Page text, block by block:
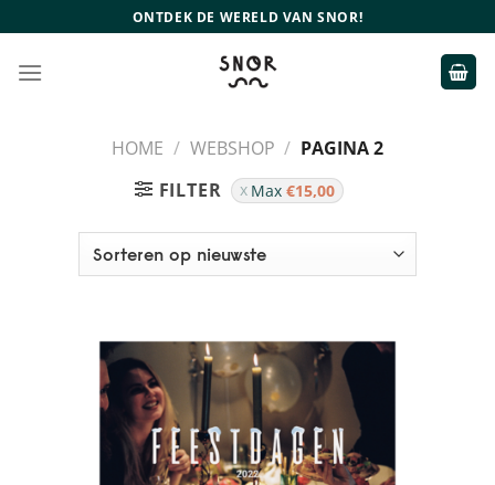
naar
inhoud
ONTDEK DE WERELD VAN SNOR!
HOME / WEBSHOP / PAGINA 2
FILTER
Max€15,00